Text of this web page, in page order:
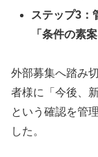
ステップ3：
「条件の素
外部募集へ踏み
者様に「今後、
という確認を管
した。